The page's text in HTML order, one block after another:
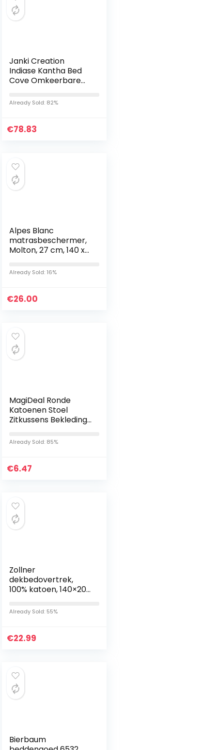
Janki Creation
Indiase Kantha Bed
Cove Omkeerbare
Handgemaakte Sprei
Gooi Khambadiya
Already Sold: 82%
€78.83
Alpes Blanc
matrasbeschermer,
Molton, 27 cm, 140 x
Already Sold: 16%
€26.00
MagiDeal Ronde
Katoenen Stoel
Zitkussens Bekleding
Thuis Car Office –
Groen
Already Sold: 85%
€6.47
Zollner
dekbedovertrek,
100% katoen, 140×200
Already Sold: 55%
€22.99
Bierbaum